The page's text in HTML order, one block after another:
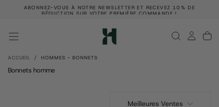
PASSERABONNEZ-VOUS À NOTRE NEWSLETTER ET RECEVEZ 10% DE
RÉDUCTION SUR VOTRE PREMIÈRE COMMANDE !
ACCUEIL / HOMMES - BONNETS
Bonnets homme
Meilleures Ventes